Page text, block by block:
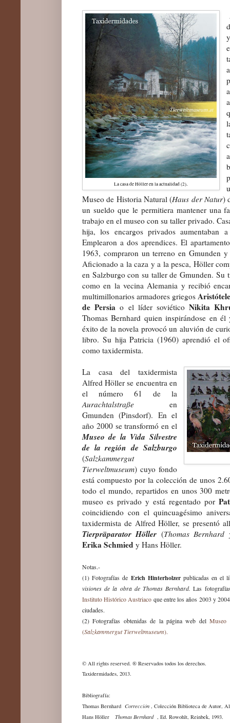
La casa de Höller en la actualidad (2).
Museo de Historia Natural (Haus der Natur)
un sueldo que le permitiera mantener una
trabajo en el museo con su taller privado.
hija, los encargos privados
Emplearon a dos aprendices. El
1963, compraron un terreno en Gmunden
Aficionado a la caza y a la pesca, Höller
en Salzburgo con su taller de Gmunden.
como en la vecina Alemania y recibió
multimillonarios armadores griegos
de Persia o el líder soviéticoNikita
Thomas Bernhard quien inspirándose en
éxito de la novela provocó un aluvión de
libro. Su hija Patricia (1960) aprendió el
como taxidermista.
La casa del taxidermista
Alfred Höller se encuentra en
el número 61 de la
Aurachtalstraße en
Gmunden (Pinsdorf). En el
año 2000 se transformó en el
Museo de la Vida Silvestre
de la región de Salzburgo
(Salzkammergut
Tierweltmuseum) cuyo fondo
está compuesto por la colección de unos
todo el mundo, repartidos en unos 300
museo es privado y está regentado por
coincidiendo con el quincuagésimo
taxidermista de Alfred Höller, se presentó
Tierpräparator Höller (Thomas
Erika Schmied y Hans Höller.
Notas.-
(1) Fotografías de Erich Hinterholzerpublicadas en el
visiones de la obra de Thomas Bernhard. Las
Instituto Histórico Austriaco que entre los años 2003 y
ciudades.
(2) Fotografías obtenidas de la página web delMuseo
(Salzkammergut Tierweltmuseum).
© All rights reserved. ® Reservados todos los derechos.
Taxidermidades, 2013.
Bibliografía:
Thomas Bernhard Corrección , Colección Biblioteca de Autor,
Hans Höller Thomas Bernhard, Ed. Rowohlt, Reinbek, 1993.